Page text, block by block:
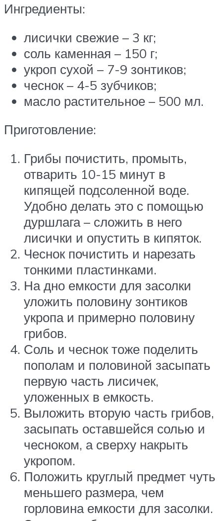
Ингредиенты:
лисички свежие – 3 кг;
соль каменная – 150 г;
укроп сухой – 7-9 зонтиков;
чеснок – 4-5 зубчиков;
масло растительное – 500 мл.
Приготовление:
Грибы почистить, промыть,
отварить 10-15 минут в
кипящей подсоленной воде.
Удобно делать это с помощью
дуршлага – сложить в него
лисички и опустить в кипяток.
Чеснок почистить и нарезать
тонкими пластинками.
На дно емкости для засолки
уложить половину зонтиков
укропа и примерно половину
грибов.
Соль и чеснок тоже поделить
пополам и половиной засыпать
первую часть лисичек,
уложенных в емкость.
Выложить вторую часть грибов,
засыпать оставшейся солью и
чесноком, а сверху накрыть
укропом.
Положить круглый предмет чуть
меньшего размера, чем
горловина емкости для засолки.